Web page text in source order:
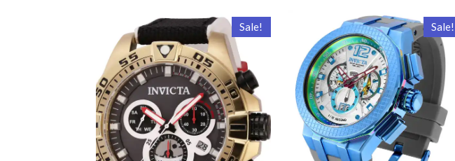
Sale! Sale!